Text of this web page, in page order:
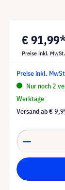
€
Preise inkl. MwSt.
Preise inkl.
Nur noch 2
Werktage
Versand ab€